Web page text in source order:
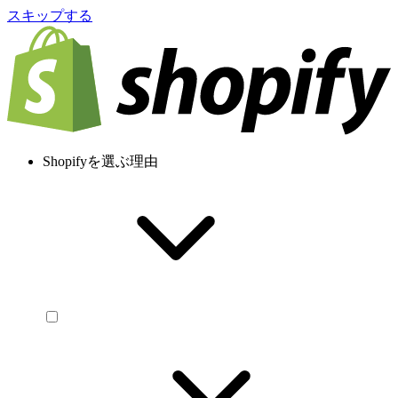
スキップする
Shopifyを選ぶ理由